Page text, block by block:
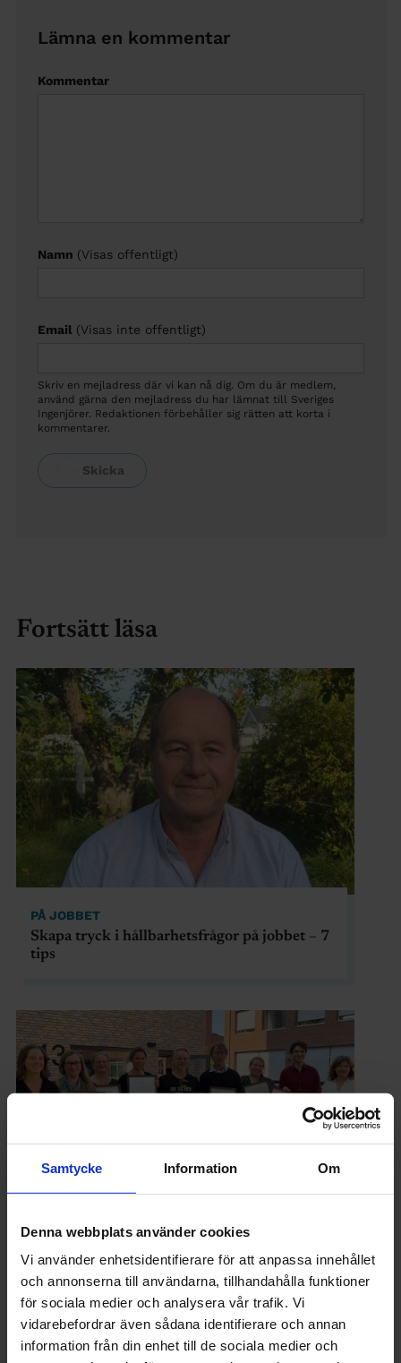
Samtycke Information Om
Denna webbplats använder cookies
Vi använder enhetsidentifierare för att anpassa innehållet
och annonserna till användarna, tillhandahålla funktioner
för sociala medier och analysera vår trafik. Vi
vidarebefordrar även sådana identifierare och annan
information från din enhet till de sociala medier och
Lämna en kommentar
Kommentar
Namn (Visas offentligt)
Email (Visas inte offentligt)
Skriv en mejladress där vi kan nå dig. Om du är medlem,
använd gärna den mejladress du har lämnat till Sveriges
Ingenjörer. Redaktionen förbehåller sig rätten att korta i
kommentarer.
Fortsätt läsa
PÅ JOBBET
Skapa tryck i hållbarhetsfrågor på jobbet – 7
tips
UTBILDNING
Sveriges Ingenjörers miljöfond delade ut en
miljon till forskare